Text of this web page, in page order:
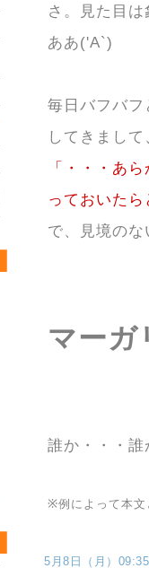
さ。見た目
ああ('A`)
毎日バフバ
してきまして
「・・・あ
っておいた
で、見境の
マーガ
誰か・・・
※例によって本文
5月8日（月）